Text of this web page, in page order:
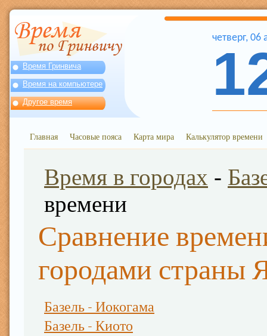
Время Гринвича
Время на компьютере
Другое время
четверг, 06
Главная Часовые пояса Карта мира Калькулятор времени
Время в городах -
времени
Сравнение
городами страны
Базель - Иокогама
Базель - Киото